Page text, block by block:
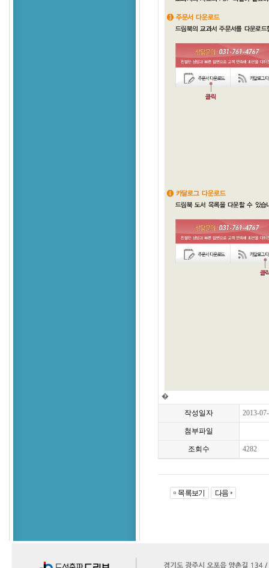
�
작성일자
2013-
첨부파일
조회수 4282